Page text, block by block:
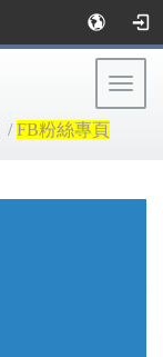
/FB粉絲專頁